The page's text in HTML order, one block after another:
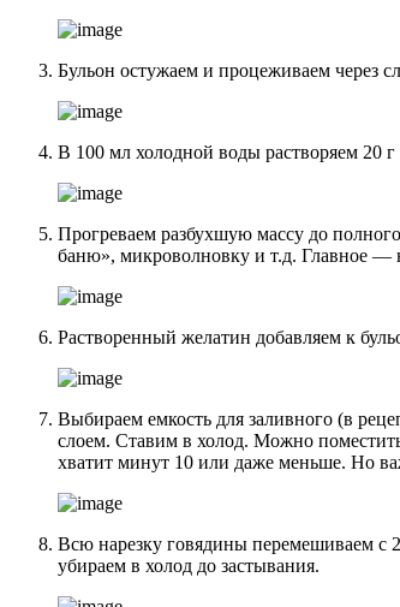
Бульон остужаем и процеживаем через
В 100 мл холодной воды растворяем 20
Прогреваем разбухшую массу до
баню», микроволновку и т.д. Главное —
Растворенный желатин добавляем к
Выбираем емкость для заливного (в
слоем. Ставим в холод. Можно
хватит минут 10 или даже меньше. Но
Всю нарезку говядины перемешиваем с
убираем в холод до застывания.